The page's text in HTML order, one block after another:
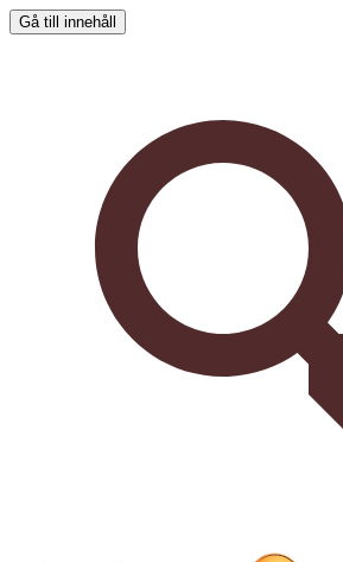
Gå till innehåll